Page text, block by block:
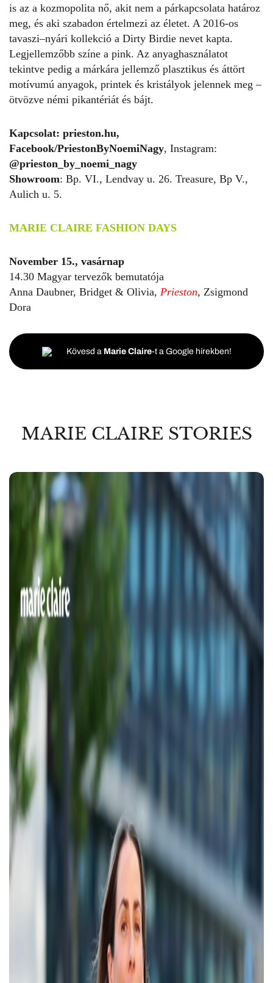
is az a kozmopolita nő, akit nem a párkapcsolata határoz
meg, és aki szabadon értelmezi az életet. A 2016-os
tavaszi–nyári kollekció a Dirty Birdie nevet kapta.
Legjellemzőbb színe a pink. Az anyaghasználatot
tekintve pedig a márkára jellemző plasztikus és áttört
motívumú anyagok, printek és kristályok jelennek meg –
ötvözve némi pikantériát és bájt.
Kapcsolat: prieston.hu,
Facebook/PriestonByNoemiNagy, Instagram:
@prieston_by_noemi_nagy
Showroom: Bp. VI., Lendvay u. 26. Treasure, Bp V.,
Aulich u. 5.
MARIE CLAIRE FASHION DAYS
November 15., vasárnap
14.30 Magyar tervezők bemutatója
Anna Daubner, Bridget & Olivia, Prieston, Zsigmond
Dora
Kövesd a Marie Claire-t a Google hírekben!
MARIE CLAIRE STORIES